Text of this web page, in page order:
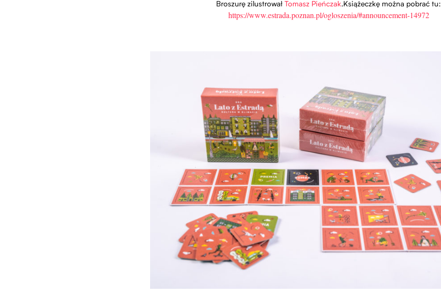
Broszurę zilustrował Tomasz Pieńczak.Książeczkę można pobrać tu:
https://www.estrada.poznan.pl/ogloszenia/#announcement-14972